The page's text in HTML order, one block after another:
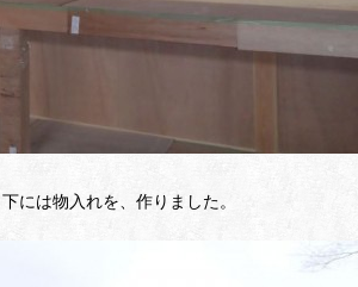
には物入れを、作りました。